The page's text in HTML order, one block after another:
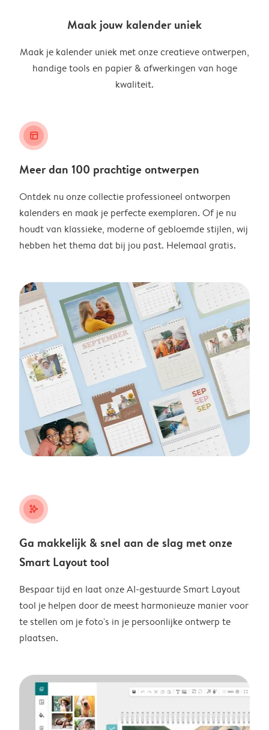
Maak jouw kalender uniek
Maak je kalender uniek met onze creatieve ontwerpen,
handige tools en papier & afwerkingen van hoge
kwaliteit.
layout_alt
Meer dan 100 prachtige ontwerpen
Ontdek nu onze collectie professioneel ontworpen
kalenders en maak je perfecte exemplaren. Of je nu
houdt van klassieke, moderne of gebloemde stijlen, wij
hebben het thema dat bij jou past. Helemaal gratis.
stars_plus
Ga makkelijk & snel aan de slag met onze
Smart Layout tool
Bespaar tijd en laat onze AI-gestuurde Smart Layout
tool je helpen door de meest harmonieuze manier voor
te stellen om je foto's in je persoonlijke ontwerp te
plaatsen.